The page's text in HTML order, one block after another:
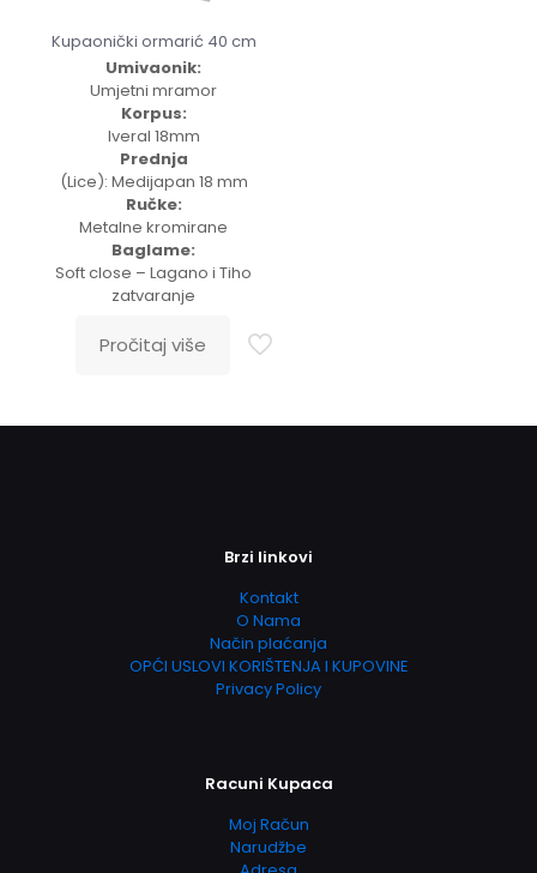
Kupaonički ormarić 40 cm
Umivaonik:
Umjetni mramor
Korpus:
Iveral 18mm
Prednja
(Lice): Medijapan 18 mm
Ručke:
Metalne kromirane
Baglame:
Soft close – Lagano i Tiho
zatvaranje
Pročitaj više
Brzi linkovi
Kontakt
O Nama
Način plaćanja
OPĆI USLOVI KORIŠTENJA I KUPOVINE
Privacy Policy
Racuni Kupaca
Moj Račun
Narudžbe